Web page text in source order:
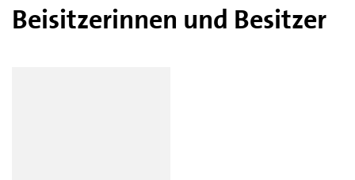
Beisitzerinnen und Besitzer